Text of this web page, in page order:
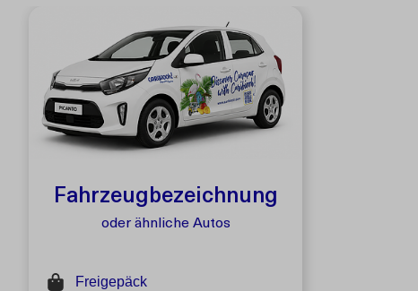
Fahrzeugbezeichnung
oder ähnliche Autos
Freigepäck